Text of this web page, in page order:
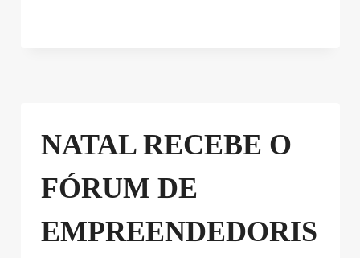
NATAL RECEBE O
FÓRUM DE
EMPREENDEDORIS